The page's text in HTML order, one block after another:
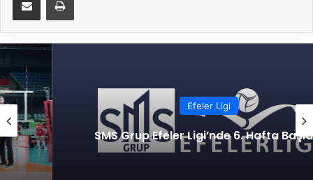
Efeler Ligi
SMS Grup Efeler Ligi’nde 6. Hafta Başladı